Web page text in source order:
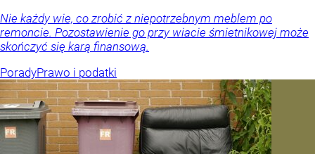
Nie każdy wie, co zrobić z niepotrzebnym meblem po
remoncie. Pozostawienie go przy wiacie śmietnikowej może
skończyć się karą finansową.
PoradyPrawo i podatki